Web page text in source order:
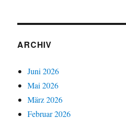
ARCHIV
Juni 2026
Mai 2026
März 2026
Februar 2026